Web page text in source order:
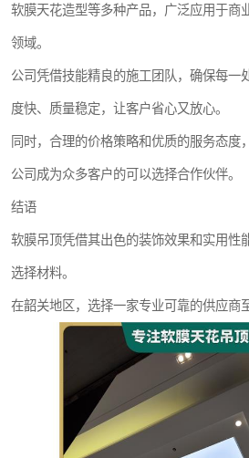
软膜天花造型等多种产品，广泛应用于商
领域。
公司凭借技能精良的施工团队，确保每一
度快、质量稳定，让客户省心又放心。
同时，合理的价格策略和优质的服务态度
公司成为众多客户的可以选择合作伙伴。
结语
软膜吊顶凭借其出色的装饰效果和实用性
选择材料。
在韶关地区，选择一家专业可靠的供应商